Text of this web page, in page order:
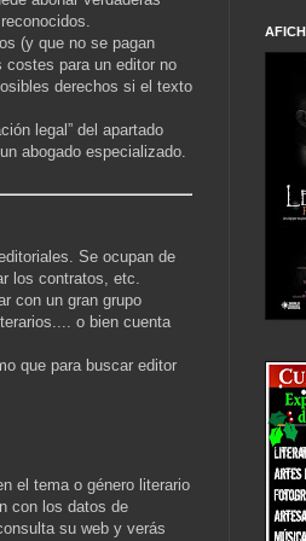
(y que no se pagan
para un editor no
derechos si el texto
legal” del apartado
abogado especializado.
Se ocupan de
los contratos, etc.
con un gran grupo
o bien cuenta
que para buscar editor
el tema o género literario
con los datos de
su web y verás